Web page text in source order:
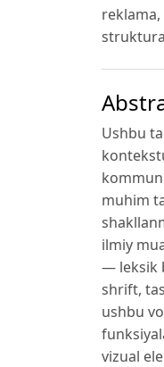
Ushbu
muhim
ilmiy
— leksik
shrift,
ushbu
vizual